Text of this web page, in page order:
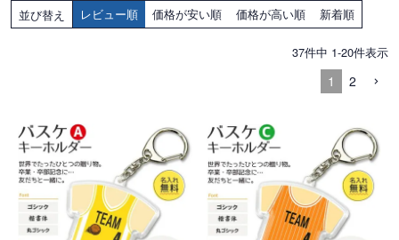
並び替え レビュー順 価格が安い順 価格が高い順 新着順
37件中 1-20件表示
1 2